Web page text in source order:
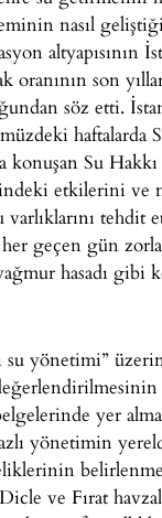
nasıl
altyapısının
oranının son
söz etti.
haftalarda
Su
etkilerini
geçen gün
hasadı
yönetimi”
yer
yönetimin
ve Fırat